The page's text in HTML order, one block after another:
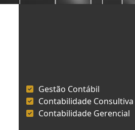
Gestão Contábil
Contabilidade Consultiva
Contabilidade Gerencial